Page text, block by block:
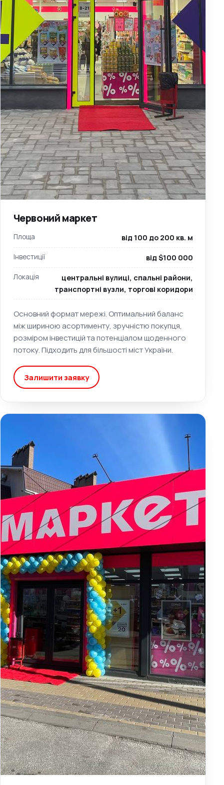
Червоний маркет
Площа від 100 до 200 кв. м
Інвестиції від $100 000
Локація
центральні вулиці, спальні райони,
транспортні вузли, торгові коридори
Основний формат мережі. Оптимальний баланс
між шириною асортименту, зручністю покупця,
розміром інвестицій та потенціалом щоденного
потоку. Підходить для більшості міст України.
Залишити заявку